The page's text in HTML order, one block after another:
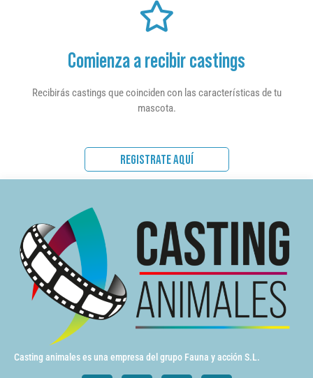
Comienza a recibir castings
Recibirás castings que coinciden con las características de tu
mascota.
REGISTRATE AQUÍ
Casting animales es una empresa del grupo Fauna y acción S.L.